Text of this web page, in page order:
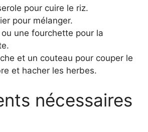
pour cuire le riz.
pour mélanger.
une fourchette pour la
et un couteau pour couper le
et hacher les herbes.
nécessaires